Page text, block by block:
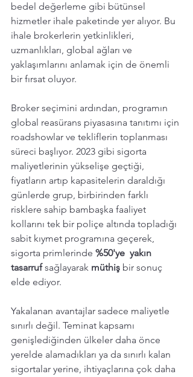
bedel değerleme gibi bütünsel
hizmetler ihale paketinde yer alıyor. Bu
ihale brokerlerin yetkinlikleri,
uzmanlıkları, global ağları ve
yaklaşımlarını anlamak için de önemli
bir fırsat oluyor.
Broker seçimini ardından, programın
global reasürans piyasasına tanıtımı için
roadshowlar ve tekliflerin toplanması
süreci başlıyor. 2023 gibi sigorta
maliyetlerinin yükselişe geçtiği,
fiyatların artıp kapasitelerin daraldığı
günlerde grup, birbirinden farklı
risklere sahip bambaşka faaliyet
kollarını tek bir poliçe altında topladığı
sabit kıymet programına geçerek,
sigorta primlerinde %50'ye  yakın
tasarruf sağlayarak müthiş bir sonuç
elde ediyor.
Yakalanan avantajlar sadece maliyetle
sınırlı değil. Teminat kapsamı
genişlediğinden ülkeler daha önce
yerelde alamadıkları ya da sınırlı kalan
sigortalar yerine, ihtiyaçlarına çok daha